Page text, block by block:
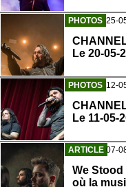
PHOTOS 25-
Le 20-05-
PHOTOS 12-
Le 11-05-
ARTICLE 07-
We
où la